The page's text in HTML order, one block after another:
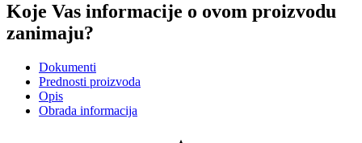
Koje Vas informacije o ovom proizvodu
zanimaju?
Dokumenti
Prednosti proizvoda
Opis
Obrada informacija